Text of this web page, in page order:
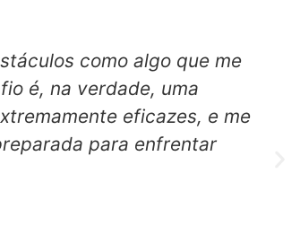
como algo que me
é, na verdade, uma
eficazes, e me
para enfrentar